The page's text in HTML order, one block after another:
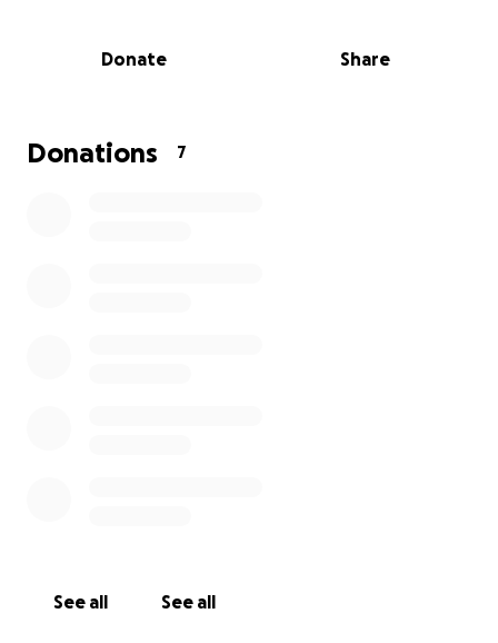
unserer Igel. Diese Arbeit machen wir sehr gerne.
Tierarztkosten zu finanzieren und erleichtert uns die
Donate Share
Donations 7
See all See all